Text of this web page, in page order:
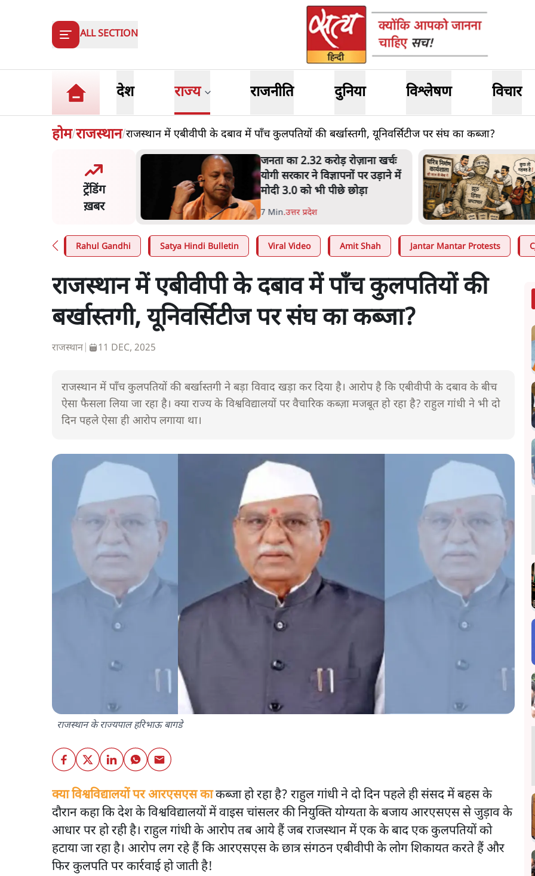
ALL SECTION
देश राज्य राजनीति दुनिया विश्लेषण विचार
होम/राजस्थान/राजस्थान में एबीवीपी के दबाव में पाँच कुलपतियों की बर्खास्तगी, यूनिवर्सिटीज पर संघ का कब्जा?
ट्रेंडिंग
ख़बर
शाह के संसद में आने पर
करे सरकार': राज्यसभा
जनता का 2.32 करोड़ रोज़ाना खर्चः
योगी सरकार ने विज्ञापनों पर उड़ाने में
मोदी 3.0 को भी पीछे छोड़ा
7 Min.उत्तर प्रदेश
Rahul Gandhi Satya Hindi Bulletin Viral Video Amit Shah Jantar Mantar Protests
राजस्थान में एबीवीपी के दबाव में पाँच कुलपतियों की
बर्खास्तगी, यूनिवर्सिटीज पर संघ का कब्जा?
राजस्थान 11 DEC, 2025
राजस्थान में पाँच कुलपतियों की बर्खास्तगी ने बड़ा विवाद खड़ा कर दिया है। आरोप है कि एबीवीपी के दबाव के बीच
ऐसा फैसला लिया जा रहा है। क्या राज्य के विश्वविद्यालयों पर वैचारिक कब्ज़ा मजबूत हो रहा है? राहुल गांधी ने भी दो
दिन पहले ऐसा ही आरोप लगाया था।
राजस्थान के राज्यपाल हरिभाऊ बागडे
क्या विश्वविद्यालयों पर आरएसएस काकब्जा हो रहा है? राहुल गांधी ने दो दिन पहले ही संसद में बहस के
दौरान कहा कि देश के विश्वविद्यालयों में वाइस चांसलर की नियुक्ति योग्यता के बजाय आरएसएस से जुड़ाव के
आधार पर हो रही है। राहुल गांधी के आरोप तब आये हैं जब राजस्थान में एक के बाद एक कुलपतियों को
हटाया जा रहा है। आरोप लग रहे हैं कि आरएसएस के छात्र संगठन एबीवीपी के लोग शिकायत करते हैं और
फिर कुलपति पर कार्रवाई हो जाती है!